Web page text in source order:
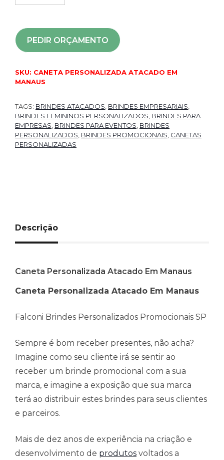
PEDIR ORÇAMENTO
SKU: CANETA PERSONALIZADA ATACADO EM
MANAUS
TAGS: BRINDES ATACADOS BRINDES EMPRESARIAIS
BRINDES FEMININOS PERSONALIZADOS BRINDES PARA
EMPRESAS BRINDES PARA EVENTOS BRINDES
PERSONALIZADOS BRINDES PROMOCIONAIS CANETAS
PERSONALIZADAS
Descrição
Caneta Personalizada Atacado Em Manaus
Caneta Personalizada Atacado Em Manaus
Falconi Brindes Personalizados Promocionais SP
Sempre é bom receber presentes, não acha?
Imagine como seu cliente irá se sentir ao
receber um brinde promocional com a sua
marca, e imagine a exposição que sua marca
terá ao distribuir estes brindes para seus clientes
e parceiros.
Mais de dez anos de experiência na criação e
desenvolvimento de produtos voltados a